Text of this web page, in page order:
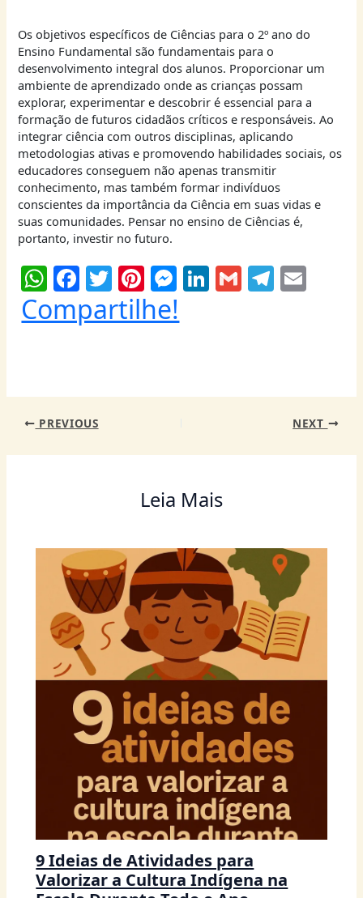
Os objetivos específicos de Ciências para o 2º ano do
Ensino Fundamental são fundamentais para o
desenvolvimento integral dos alunos. Proporcionar um
ambiente de aprendizado onde as crianças possam
explorar, experimentar e descobrir é essencial para a
formação de futuros cidadãos críticos e responsáveis. Ao
integrar ciência com outros disciplinas, aplicando
metodologias ativas e promovendo habilidades sociais, os
educadores conseguem não apenas transmitir
conhecimento, mas também formar indivíduos
conscientes da importância da Ciência em suas vidas e
suas comunidades. Pensar no ensino de Ciências é,
portanto, investir no futuro.
W
h
at
p
p
F
a
c
o
o
k
T
w
itt
Pi
nt
er
M
ss
g
er
Li
n
G T
m
Compartilhe!
PREVIOUS NEXT
Leia Mais
9 Ideias de Atividades para
Valorizar a Cultura Indígena na